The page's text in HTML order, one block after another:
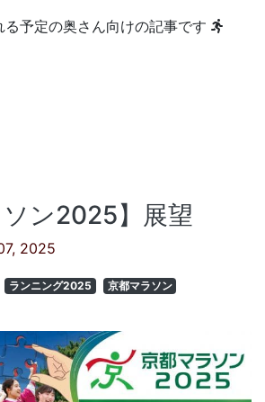
予定の奥さん向けの記事です
ソン2025】展望
2025
ランニング2025 京都マラソン